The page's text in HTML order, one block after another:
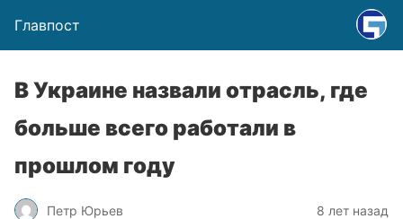
Главпост
В Украине назвали отрасль, где
больше всего работали в
прошлом году
Петр Юрьев 8 лет назад